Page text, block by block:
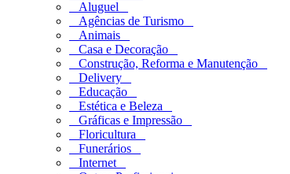
Aluguel
Agências de Turismo
Animais
Casa e Decoração
Construção, Reforma e Manutenção
Delivery
Educação
Estética e Beleza
Gráficas e Impressão
Floricultura
Funerários
Internet